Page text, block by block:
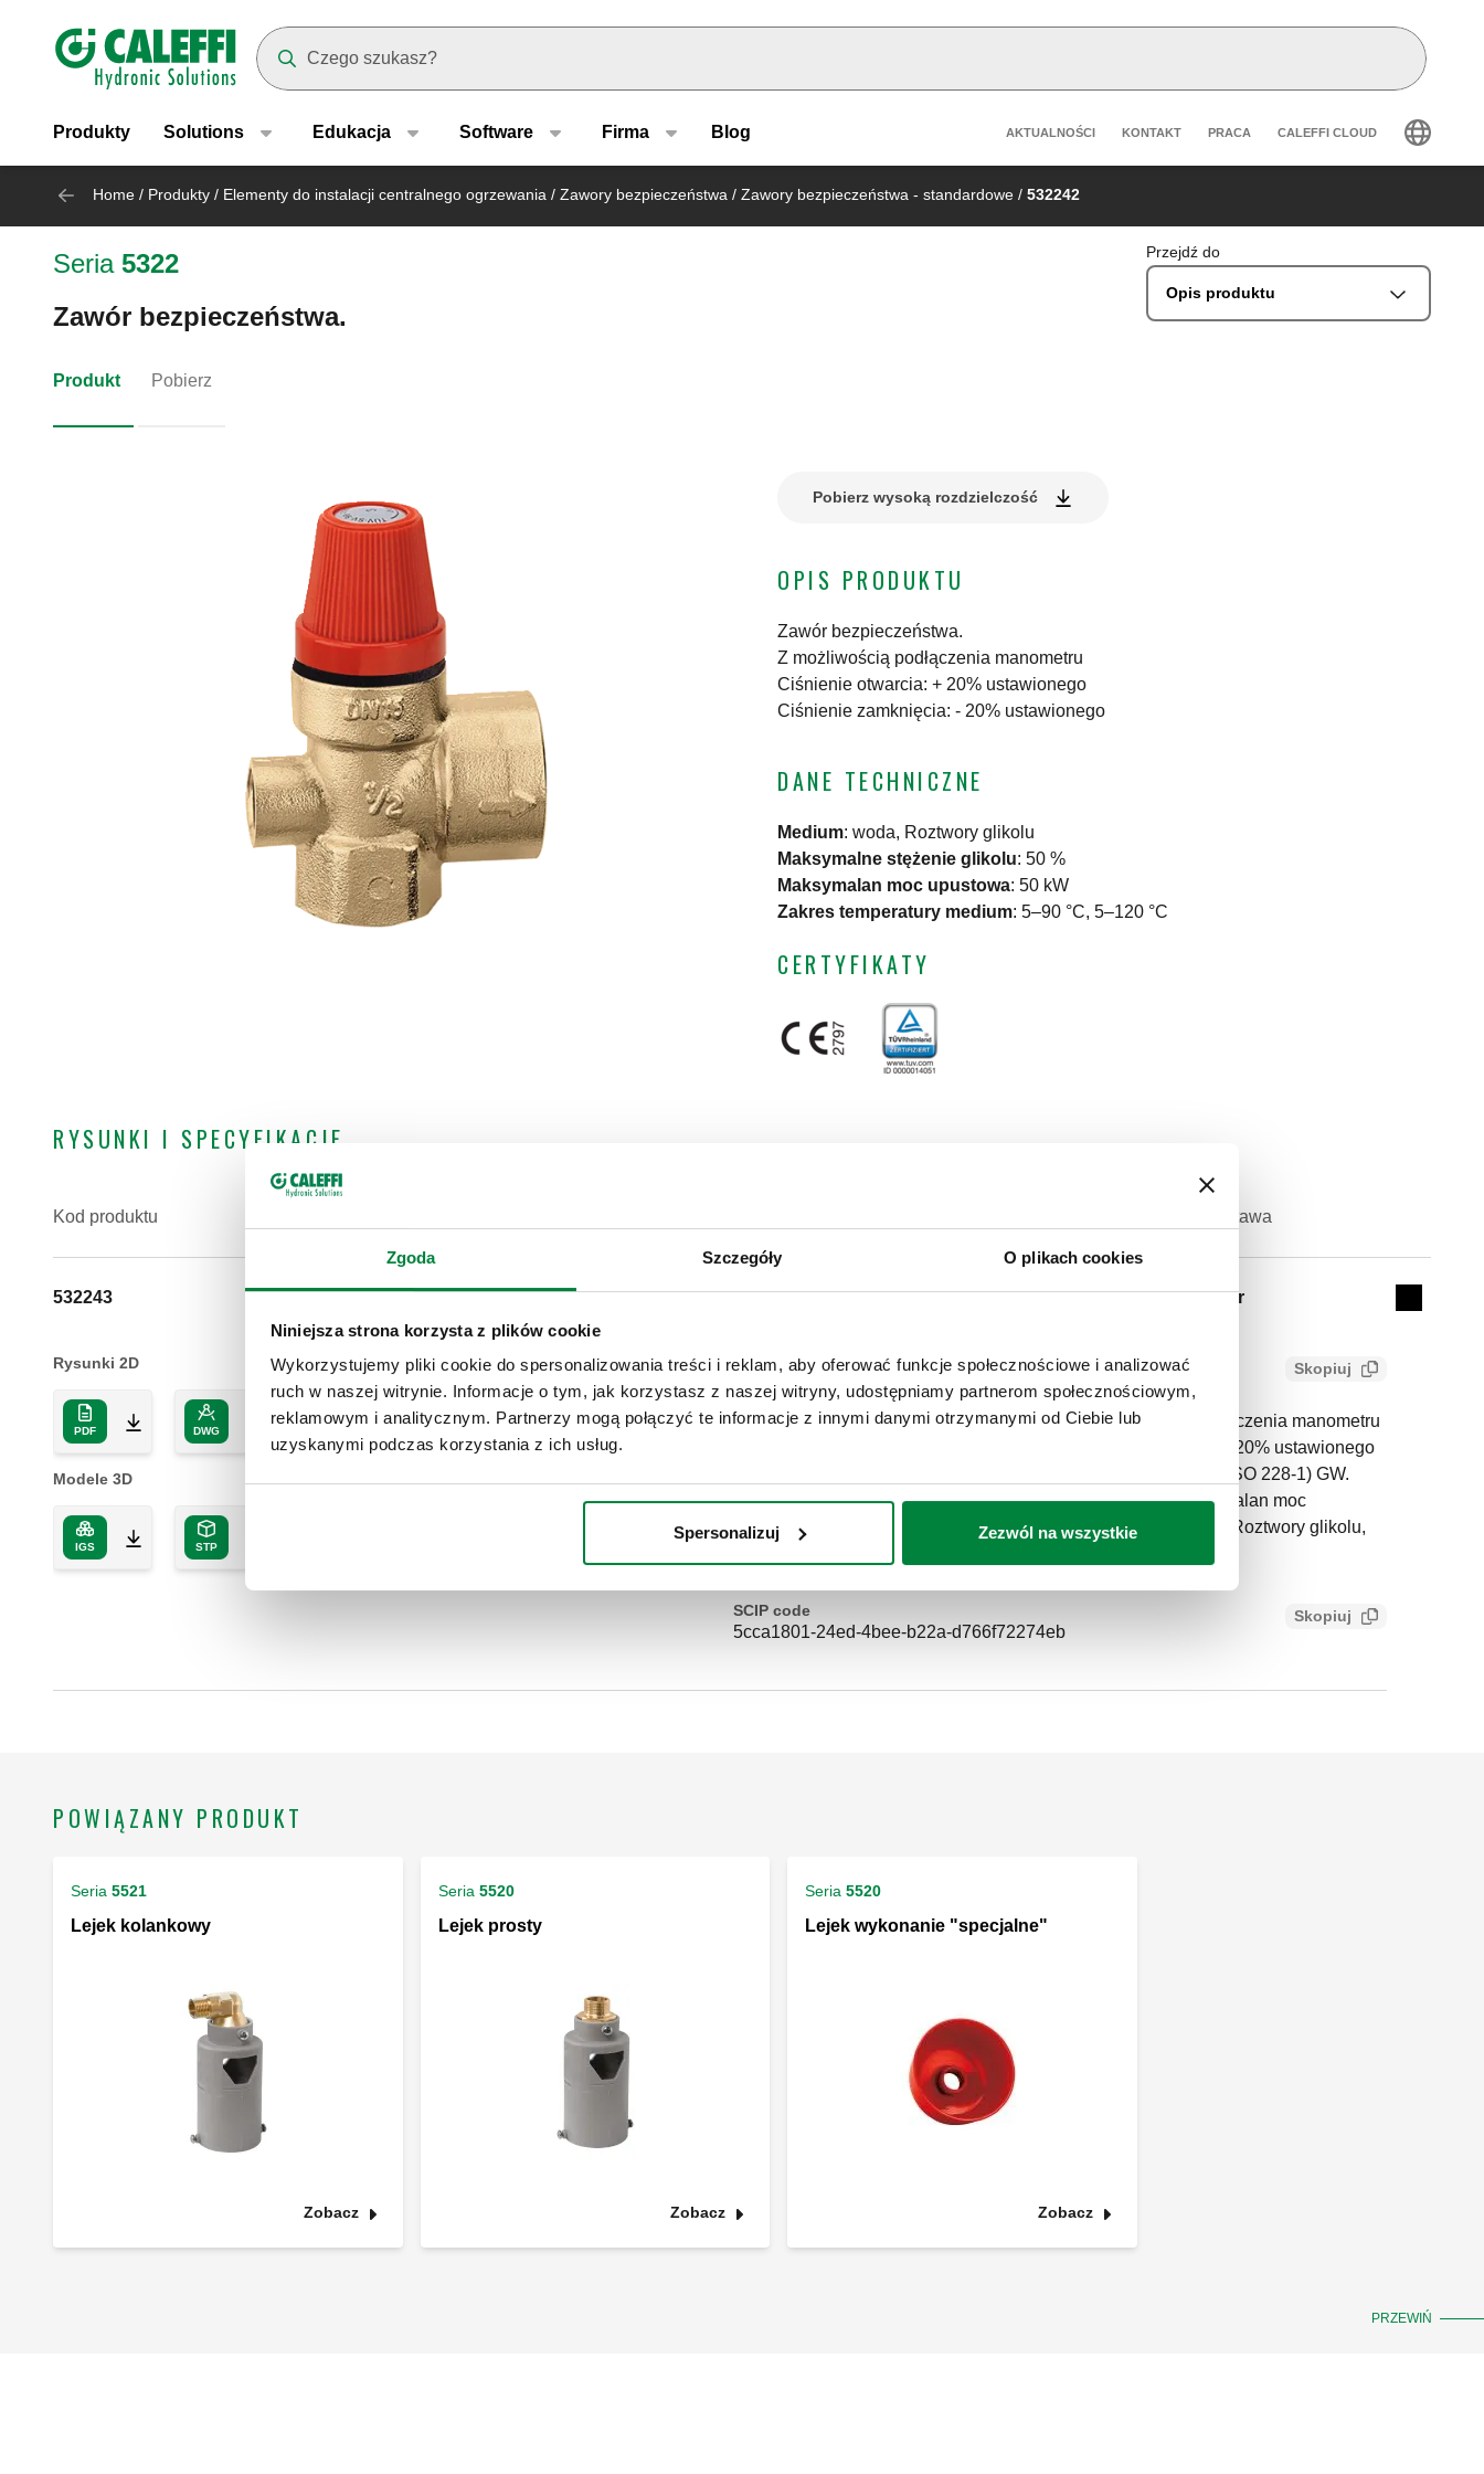
Zgoda Szczegóły O plikach cookies
Niniejsza strona korzysta z plików cookie
Wykorzystujemy pliki cookie do spersonalizowania treści i reklam, aby oferować funkcje społecznościowe i analizować
ruch w naszej witrynie. Informacje o tym, jak korzystasz z naszej witryny, udostępniamy partnerom społecznościowym,
reklamowym i analitycznym. Partnerzy mogą połączyć te informacje z innymi danymi otrzymanymi od Ciebie lub
uzyskanymi podczas korzystania z ich usług.
Spersonalizuj Zezwól na wszystkie
Header main navigation
Produkty Solutions Edukacja Software Firma Blog Header secondary navigation
AKTUALNOŚCI KONTAKT PRACA CALEFFI CLOUD
Home / Produkty / Elementy do instalacji centralnego ogrzewania / Zawory bezpieczeństwa / Zawory bezpieczeństwa - standardowe / 532242
Seria 5322
Zawór bezpieczeństwa.
Przejdź do
Opis produktu
Produkt Pobierz
Pobierz wysoką rozdzielczość
OPIS PRODUKTU
Zawór bezpieczeństwa.
Z możliwością podłączenia manometru
Ciśnienie otwarcia: + 20% ustawionego
Ciśnienie zamknięcia: - 20% ustawionego
DANE TECHNICZNE
Medium: woda, Roztwory glikolu
Maksymalne stężenie glikolu: 50 %
Maksymalan moc upustowa: 50 kW
Zakres temperatury medium: 5–90 °C, 5–120 °C
CERTYFIKATY
RYSUNKI I SPECYFIKACJE
Kod produktu
Nastawa
532243 G 1/2" (ISO 228-1) GW G 3/4" (ISO 228-1) GW 3 bar
Collapse
Rysunki 2D
PDF DWG
Modele 3D
IGS STP
Specyfikacja techniczna Skopiuj
CALEFFI, 532243. Zawór bezpieczeństwa. Z możliwością podłączenia manometru
Ciśnienie otwarcia: + 20% ustawionego Ciśnienie zamknięcia: - 20% ustawionego
Przyłącze: G 1/2" (ISO 228-1) GW. Podłączenie spustu: G 3/4" (ISO 228-1) GW.
Zakres temperatury medium: 5–120 °C. Nastawa: 3 bar. Maksymalan moc
upustowa: 50 kW. Maksymalne stężenie glikolu: 50 %. Medium: Roztwory glikolu,
SCIP code
5cca1801-24ed-4bee-b22a-d766f72274eb
Skopiuj
POWIĄZANY PRODUKT
Seria 5521
Lejek kolankowy
Zobacz
Seria 5520
Lejek prosty
Zobacz
Seria 5520
Lejek wykonanie "specjalne"
Zobacz
PRZEWIŃ